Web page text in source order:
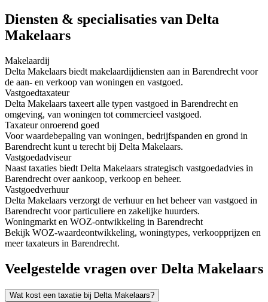
Diensten & specialisaties van Delta
Makelaars
Makelaardij
Delta Makelaars biedt makelaardijdiensten aan in Barendrecht voor
de aan- en verkoop van woningen en vastgoed.
Vastgoedtaxateur
Delta Makelaars taxeert alle typen vastgoed in Barendrecht en
omgeving, van woningen tot commercieel vastgoed.
Taxateur onroerend goed
Voor waardebepaling van woningen, bedrijfspanden en grond in
Barendrecht kunt u terecht bij Delta Makelaars.
Vastgoedadviseur
Naast taxaties biedt Delta Makelaars strategisch vastgoedadvies in
Barendrecht over aankoop, verkoop en beheer.
Vastgoedverhuur
Delta Makelaars verzorgt de verhuur en het beheer van vastgoed in
Barendrecht voor particuliere en zakelijke huurders.
Woningmarkt en WOZ-ontwikkeling in Barendrecht
Bekijk WOZ-waardeontwikkeling, woningtypes, verkoopprijzen en
meer taxateurs in Barendrecht.
Veelgestelde vragen over Delta Makelaars
Wat kost een taxatie bij Delta Makelaars?